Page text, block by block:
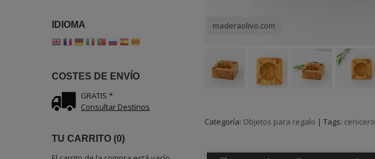
IDIOMA
COSTES DE ENVÍO
GRATIS *
Consultar Destinos
TU CARRITO (0)
maderaolivo.com
Categoría: Objetos para regalo | Tags: cenicero